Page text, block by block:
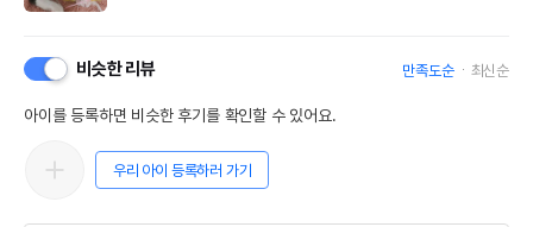
비슷한 리뷰 만족도순 최신순
아이를 등록하면 비슷한 후기를 확인할 수 있어요.
우리 아이 등록하러 가기